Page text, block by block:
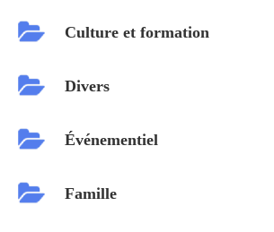
Culture et formation
Divers
Événementiel
Famille